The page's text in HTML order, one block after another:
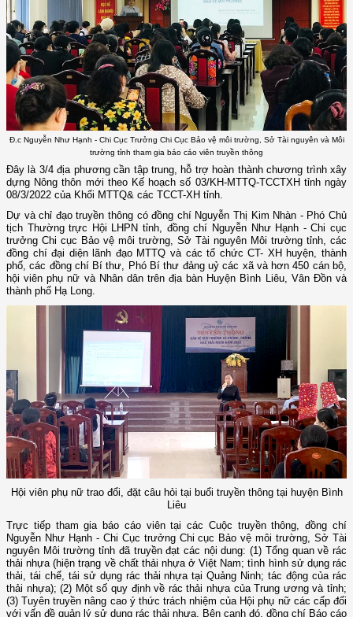
Đ.c Nguyễn Như Hạnh - Chi Cục Trưởng Chi Cục Bảo vệ môi trường, Sở Tài nguyên và Môi
trường tỉnh tham gia báo cáo viên truyền thông
Đây là 3/4 địa phương cần tập trung, hỗ trợ hoàn thành chương trình xây
dựng Nông thôn mới theo Kế hoạch số 03/KH-MTTQ-TCCTXH tỉnh ngày
08/3/2022 của Khối MTTQ& các TCCT-XH tỉnh.
Dự và chỉ đạo truyền thông có đồng chí Nguyễn Thị Kim Nhàn - Phó Chủ
tịch Thường trực Hội LHPN tỉnh, đồng chí Nguyễn Như Hạnh - Chi cục
trưởng Chi cục Bảo vệ môi trường, Sở Tài nguyên Môi trường tỉnh, các
đồng chí đại diện lãnh đạo MTTQ và các tổ chức CT- XH huyện, thành
phố, các đồng chí Bí thư, Phó Bí thư đảng uỷ các xã và hơn 450 cán bộ,
hội viên phụ nữ và Nhân dân trên địa bàn Huyện Bình Liêu, Vân Đồn và
thành phố Hạ Long.
Hội viên phụ nữ trao đổi, đặt câu hỏi tại buổi truyền thông tại huyện Bình
Liêu
Trực tiếp tham gia báo cáo viên tại các Cuộc truyền thông, đồng chí
Nguyễn Như Hạnh - Chi Cục trưởng Chi cục Bảo vệ môi trường, Sở Tài
nguyên Môi trường tỉnh đã truyền đạt các nội dung: (1) Tổng quan về rác
thải nhựa (hiện trạng về chất thải nhựa ở Việt Nam; tình hình sử dụng rác
thải, tái chế, tái sử dụng rác thải nhựa tại Quảng Ninh; tác động của rác
thải nhựa); (2) Một số quy định về rác thải nhựa của Trung ương và tỉnh;
(3) Tuyên truyền nâng cao ý thức trách nhiệm của Hội phụ nữ các cấp đối
với vấn đề quản lý sử dụng rác thải nhựa. Bên cạnh đó, đồng chí Báo cáo